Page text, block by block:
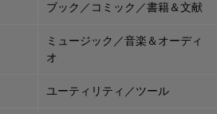
ブック／コミック／書籍＆文献
ミュージック／音楽＆オーディ
オ
ユーティリティ／ツール